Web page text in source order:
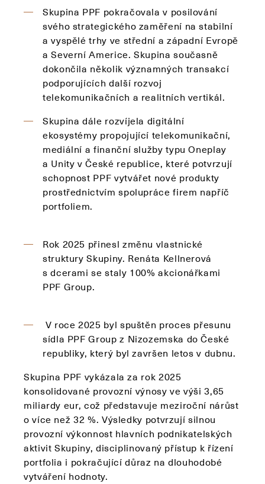
Skupina PPF pokračovala v posilování
svého strategického zaměření na stabilní
a vyspělé trhy ve střední a západní Evropě
a Severní Americe. Skupina současně
dokončila několik významných transakcí
podporujících další rozvoj
telekomunikačních a realitních vertikál.
Skupina dále rozvíjela digitální
ekosystémy propojující telekomunikační,
mediální a finanční služby typu Oneplay
a Unity v České republice, které potvrzují
schopnost PPF vytvářet nové produkty
prostřednictvím spolupráce firem napříč
portfoliem.
Rok 2025 přinesl změnu vlastnické
struktury Skupiny. Renáta Kellnerová
s dcerami se staly 100% akcionářkami
PPF Group.
V roce 2025 byl spuštěn proces přesunu
sídla PPF Group z Nizozemska do České
republiky, který byl završen letos v dubnu.
Skupina PPF vykázala za rok 2025
konsolidované provozní výnosy ve výši 3,65
miliardy eur, což představuje meziroční nárůst
o více než 32 %. Výsledky potvrzují silnou
provozní výkonnost hlavních podnikatelských
aktivit Skupiny, disciplinovaný přístup k řízení
portfolia i pokračující důraz na dlouhodobé
vytváření hodnoty.